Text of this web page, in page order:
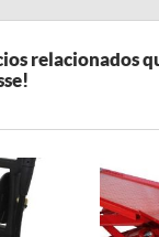
relacionados